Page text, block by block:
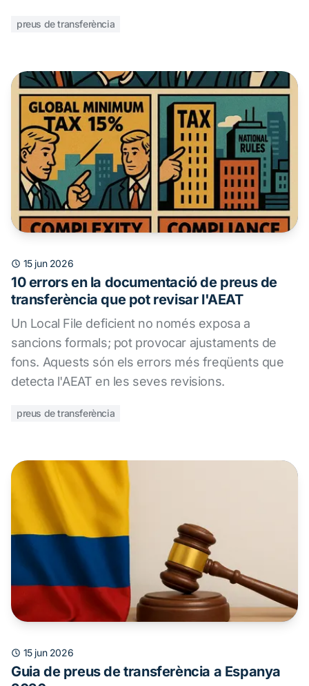
preus de transferència
15 jun 2026
10 errors en la documentació de preus de
transferència que pot revisar l'AEAT
Un Local File deficient no només exposa a
sancions formals; pot provocar ajustaments de
fons. Aquests són els errors més freqüents que
detecta l'AEAT en les seves revisions.
preus de transferència
15 jun 2026
Guia de preus de transferència a Espanya